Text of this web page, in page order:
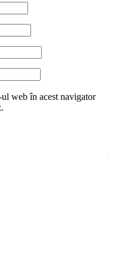
web în acest navigator